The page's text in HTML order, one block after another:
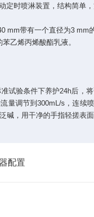
时喷淋装置，结构简单，
带有一个直径为3
乙烯丙烯酸酯乳液。
试验条件下养护24h后，
量调节到300mL/s，连
，用干净的手指轻搓表面
配置